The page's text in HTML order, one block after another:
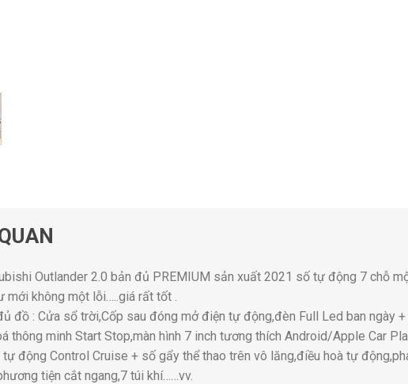
Outlander 2.0 bản đủ PREMIUM sản xuất 2021 số tự động 7 chỗ
mới không một lỗi…..giá rất tốt .
đồ : Cửa sổ trời,Cốp sau đóng mở điện tự động,đèn Full Led ban ngày
thông minh Start Stop,màn hình 7 inch tương thích Android/Apple Car
tự động Control Cruise + số gẩy thể thao trên vô lăng,điều hoà tự
tiện cắt ngang,7 túi khí……vv.